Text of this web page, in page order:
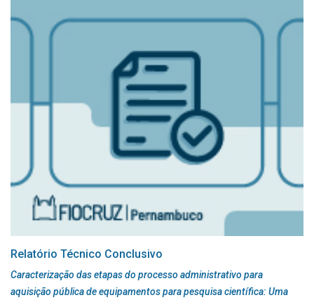
Relatório Técnico Conclusivo
Caracterização das etapas do processo administrativo para
aquisição pública de equipamentos para pesquisa científica: Uma